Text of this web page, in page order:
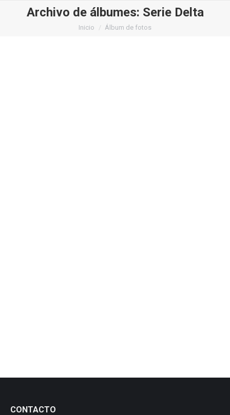
Archivo de álbumes: Serie Delta
Estás aquí:
Inicio Álbum de fotos
CONTACTO